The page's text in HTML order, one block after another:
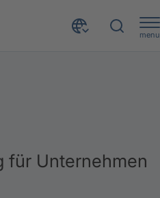
menu
für Unternehmen